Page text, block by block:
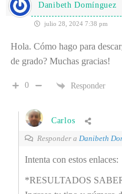
Danibeth Domínguez
julio 28, 2024 7:38 pm
Hola. Cómo hago para
de grado? Muchas gracias!
0 Responder
Carlos
Responder a Danibeth
Intenta con estos enlaces:
*RESULTADOS